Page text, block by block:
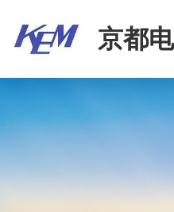
京都
商贸有